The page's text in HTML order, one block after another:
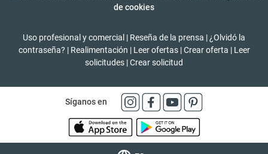
de cookies
Uso profesional y comercial | Reseña de la prensa | ¿Olvidó la
contraseña? | Realimentación | Leer ofertas | Crear oferta | Leer
solicitudes |Crear solicitud
Síganos en